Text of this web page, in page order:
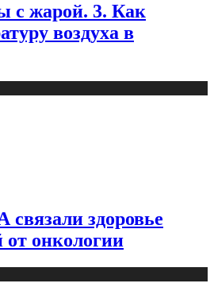
с жарой. 3. Как
воздуха в
здоровье
от онкологии